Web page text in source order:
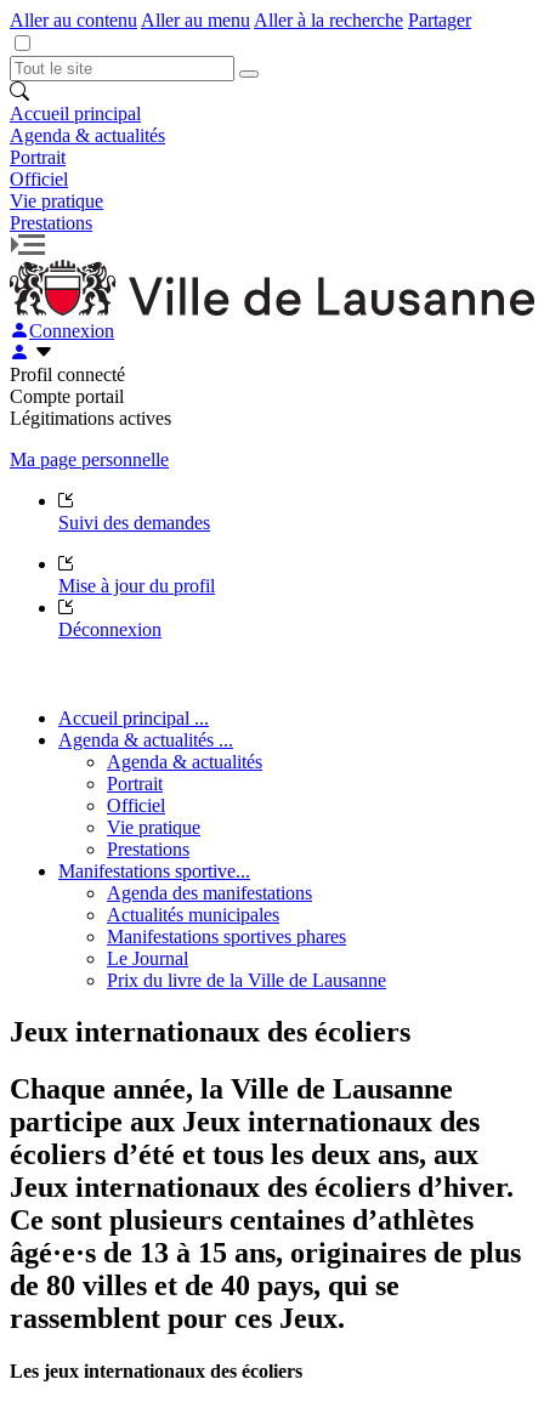
Aller au contenu Aller au menu Aller à la recherche Partager
Accueil principal
Agenda & actualités
Portrait
Officiel
Vie pratique
Prestations
Connexion
Profil connecté
Compte portail
Légitimations actives
Ma page personnelle
Suivi des demandes
Mise à jour du profil
Déconnexion
Accueil principal ...
Agenda & actualités ...
Agenda & actualités
Portrait
Officiel
Vie pratique
Prestations
Manifestations sportive...
Agenda des manifestations
Actualités municipales
Manifestations sportives phares
Le Journal
Prix du livre de la Ville de Lausanne
Jeux internationaux des écoliers
Chaque année, la Ville de Lausanne
participe aux Jeux internationaux des
écoliers d’été et tous les deux ans, aux
Jeux internationaux des écoliers d’hiver.
Ce sont plusieurs centaines d’athlètes
âgé·e·s de 13 à 15 ans, originaires de plus
de 80 villes et de 40 pays, qui se
rassemblent pour ces Jeux.
Les jeux internationaux des écoliers